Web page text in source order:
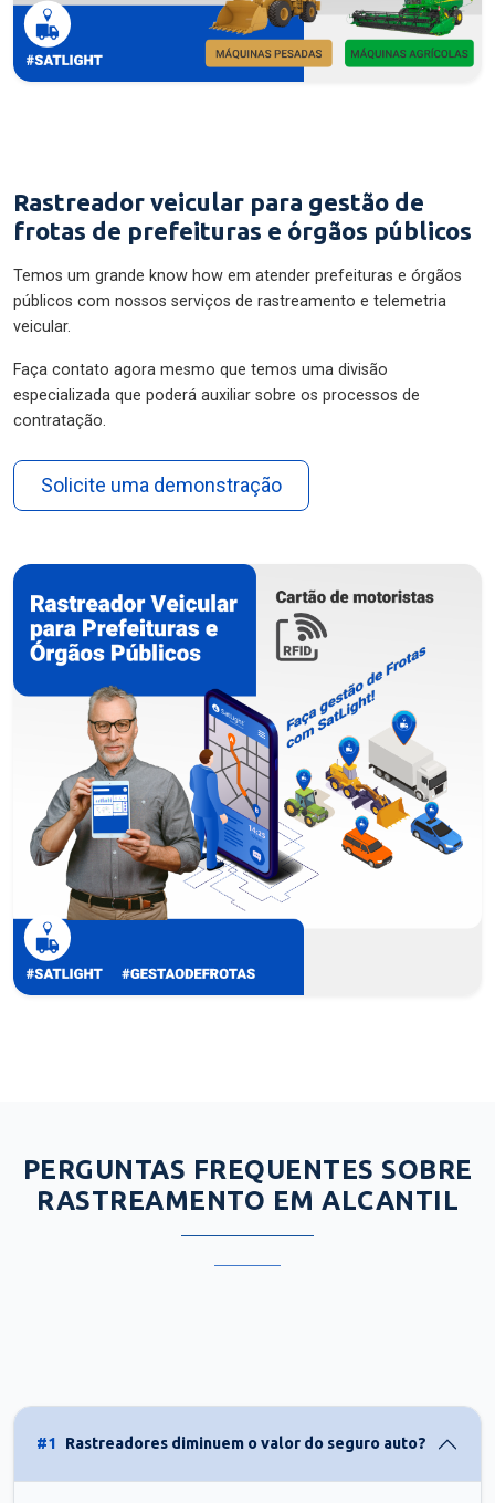
Rastreador veicular para gestão de
frotas de prefeituras e órgãos públicos
Temos um grande know how em atender prefeituras e órgãos
públicos com nossos serviços de rastreamento e telemetria
veicular.
Faça contato agora mesmo que temos uma divisão
especializada que poderá auxiliar sobre os processos de
contratação.
Solicite uma demonstração
PERGUNTAS FREQUENTES SOBRE
RASTREAMENTO EM ALCANTIL
#1 Rastreadores diminuem o valor do seguro auto?